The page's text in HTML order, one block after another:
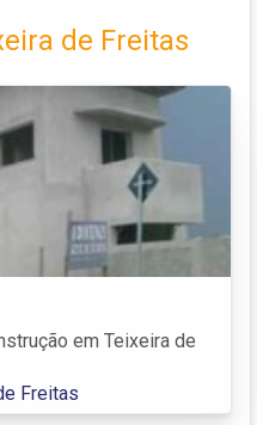
de Freitas
em Teixeira de
Freitas